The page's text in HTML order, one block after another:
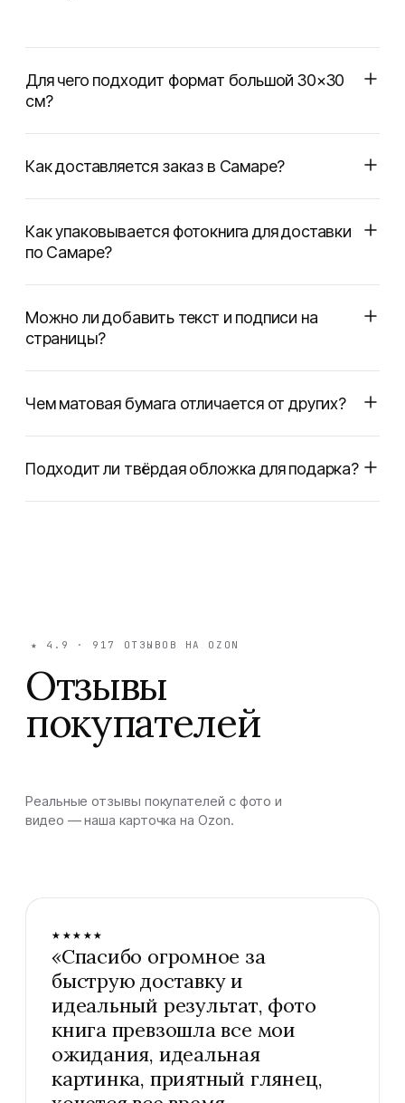
Для чего подходит формат большой 30×30
см?
Как доставляется заказ в Самаре?
Как упаковывается фотокнига для доставки
по Самаре?
Можно ли добавить текст и подписи на
страницы?
Чем матовая бумага отличается от других?
Подходит ли твёрдая обложка для подарка?
★ 4.9 · 917 ОТЗЫВОВ НА OZON
Отзывы
покупателей
Реальные отзывы покупателей с фото и
видео — наша карточка на Ozon.
★★★★★
«Спасибо огромное за
быструю доставку и
идеальный результат, фото
книга превзошла все мои
ожидания, идеальная
картинка, приятный глянец,